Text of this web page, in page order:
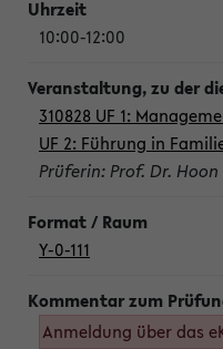
10:00-12:00
310828 UF 1:
UF 2: Führung in
Prüferin: Prof. Dr. Hoon
Y-0-111
Anmeldung über das